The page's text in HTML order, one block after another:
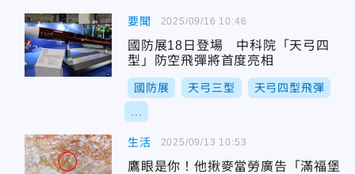
要聞
國防展18日登場 中科院「天弓四
型」防空飛彈將首度亮相
國防展 天弓三型 天弓四型飛彈
2025/09/16 10:46
生活
鷹眼是你！他揪麥當勞廣告「滿福堡
2025/09/13 10:53